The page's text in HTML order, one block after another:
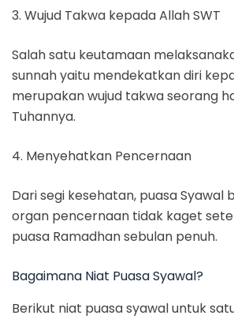
3. Wujud Takwa kepada Allah SWT
Salah satu keutamaan
sunnah yaitu mendekatkan diri
merupakan wujud takwa seorang
Tuhannya.
4. Menyehatkan Pencernaan
Dari segi kesehatan, puasa Syawal
organ pencernaan tidak kaget
puasa Ramadhan sebulan penuh.
Bagaimana Niat Puasa Syawal?
Berikut niat puasa syawal untuk